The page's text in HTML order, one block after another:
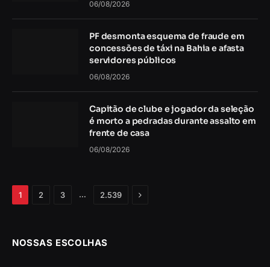
06/08/2026
PF desmonta esquema de fraude em
concessões de táxi na Bahia e afasta
servidores públicos
06/08/2026
Capitão de clube e jogador da seleção
é morto a pedradas durante assalto em
frente de casa
06/08/2026
1 2 3 … 2.539 Próximo
NOSSAS ESCOLHAS